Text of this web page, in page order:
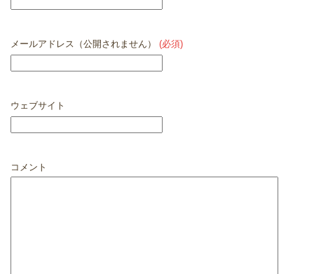
メールアドレス（公開されません） (必須)
ウェブサイト
コメント